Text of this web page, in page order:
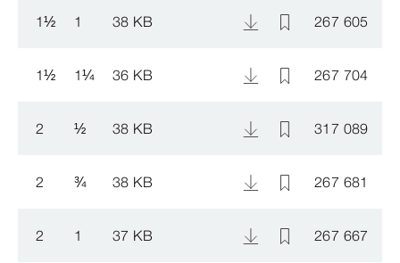
1½ 1 38 KB 267 605
1½ 1¼ 36 KB 267 704
2 ½ 38 KB 317 089
2 ¾ 38 KB 267 681
2 1 37 KB 267 667